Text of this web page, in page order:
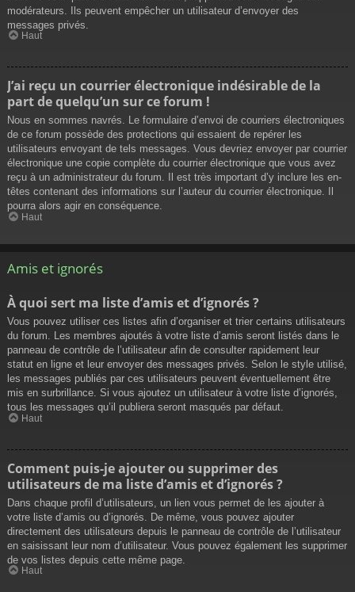
modérateurs. Ils peuvent empêcher un utilisateur d’envoyer des
messages privés.
Haut
J’ai reçu un courrier électronique indésirable de la
part de quelqu’un sur ce forum !
Nous en sommes navrés. Le formulaire d’envoi de courriers électroniques
de ce forum possède des protections qui essaient de repérer les
utilisateurs envoyant de tels messages. Vous devriez envoyer par courrier
électronique une copie complète du courrier électronique que vous avez
reçu à un administrateur du forum. Il est très important d’y inclure les en-
têtes contenant des informations sur l’auteur du courrier électronique. Il
pourra alors agir en conséquence.
Haut
Amis et ignorés
À quoi sert ma liste d’amis et d’ignorés ?
Vous pouvez utiliser ces listes afin d’organiser et trier certains utilisateurs
du forum. Les membres ajoutés à votre liste d’amis seront listés dans le
panneau de contrôle de l’utilisateur afin de consulter rapidement leur
statut en ligne et leur envoyer des messages privés. Selon le style utilisé,
les messages publiés par ces utilisateurs peuvent éventuellement être
mis en surbrillance. Si vous ajoutez un utilisateur à votre liste d’ignorés,
tous les messages qu’il publiera seront masqués par défaut.
Haut
Comment puis-je ajouter ou supprimer des
utilisateurs de ma liste d’amis et d’ignorés ?
Dans chaque profil d’utilisateurs, un lien vous permet de les ajouter à
votre liste d’amis ou d’ignorés. De même, vous pouvez ajouter
directement des utilisateurs depuis le panneau de contrôle de l’utilisateur
en saisissant leur nom d’utilisateur. Vous pouvez également les supprimer
de vos listes depuis cette même page.
Haut